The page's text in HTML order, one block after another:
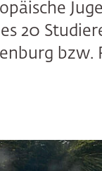
20
bzw.